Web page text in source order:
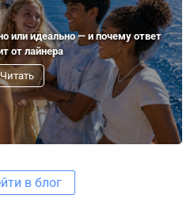
или идеально — и почему ответ
от лайнера
Читать
в блог